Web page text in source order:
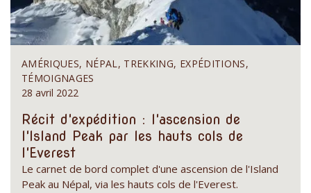
AMÉRIQUES, NÉPAL, TREKKING, EXPÉDITIONS,
TÉMOIGNAGES
28 avril 2022
Récit d'expédition : l'ascension de
l'Island Peak par les hauts cols de
l'Everest
Le carnet de bord complet d'une ascension de l'Island
Peak au Népal, via les hauts cols de l'Everest.